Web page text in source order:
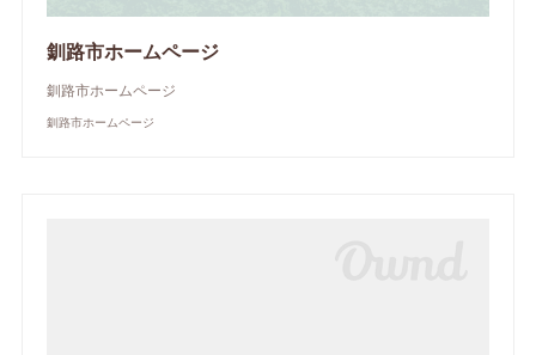
釧路市ホームページ
釧路市ホームページ
釧路市ホームページ